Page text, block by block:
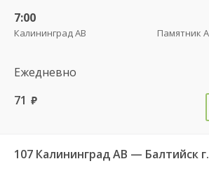
7:00
Калининград АВ
Ежедневно
71 руб.
107 Калининград АВ — Балтийск г.